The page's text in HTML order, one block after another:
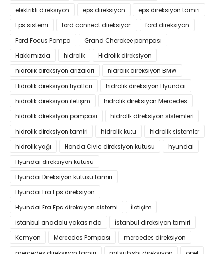
elektrikli direksiyon
eps direksiyon
eps direksiyon tamiri
Eps sistemi
ford connect direksiyon
ford direksiyon
Ford Focus Pompa
Grand Cherokee pompası
Hakkımızda
hidrolik
Hidrolik direksiyon
hidrolik direksiyon arızaları
hidrolik direksiyon BMW
Hidrolik direksiyon fiyatları
hidrolik direksiyon Hyundai
hidrolik direksiyon iletişim
hidrolik direksiyon Mercedes
hidrolik direksiyon pompası
hidrolik direksiyon sistemleri
hidrolik direksiyon tamiri
hidrolik kutu
hidrolik sistemler
hidrolik yağı
Honda Civic direksiyon kutusu
hyundai
Hyundai direksiyon kutusu
Hyundai Direksiyon kutusu tamiri
Hyundai Era Eps direksiyon
Hyundai Era Eps direksiyon sistemi
İletişim
istanbul anadolu yakasında
İstanbul direksiyon tamiri
Kamyon
Mercedes Pompası
mercedes direksiyon